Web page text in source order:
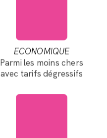
ECONOMIQUE
Parmi les moins chers
avec tarifs dégressifs